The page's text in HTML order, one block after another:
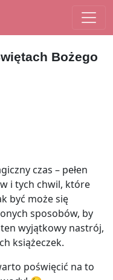
Bożego
czas – pełen
i tych chwil, które
być może się
sposobów, by
wyjątkowy nastrój,
książeczek.
poświęcić na to